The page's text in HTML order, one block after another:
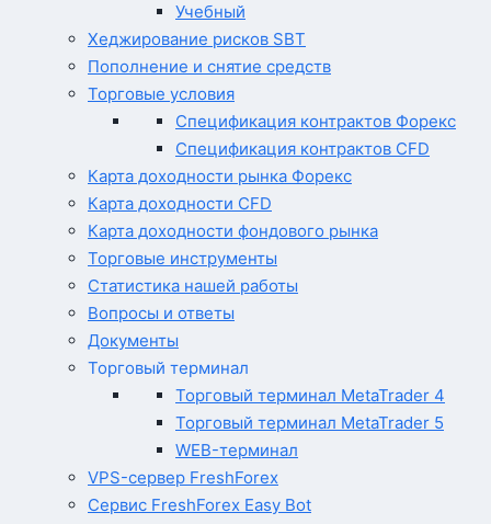
Учебный
Хеджирование рисков SBT
Пополнение и снятие средств
Торговые условия
Спецификация контрактов Форекс
Спецификация контрактов CFD
Карта доходности рынка Форекс
Карта доходности CFD
Карта доходности фондового рынка
Торговые инструменты
Статистика нашей работы
Вопросы и ответы
Документы
Торговый терминал
Торговый терминал MetaTrader 4
Торговый терминал MetaTrader 5
WEB-терминал
VPS-сервер FreshForex
Сервис FreshForex Easy Bot